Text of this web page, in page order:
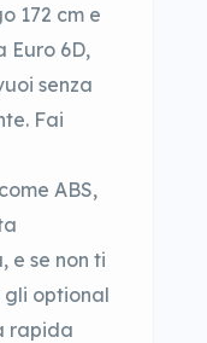
172 cm e
Euro 6D,
senza
Fai
ABS,
e se non ti
optional
rapida